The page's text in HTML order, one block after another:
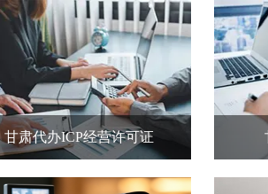
甘肃代办ICP经营许可证